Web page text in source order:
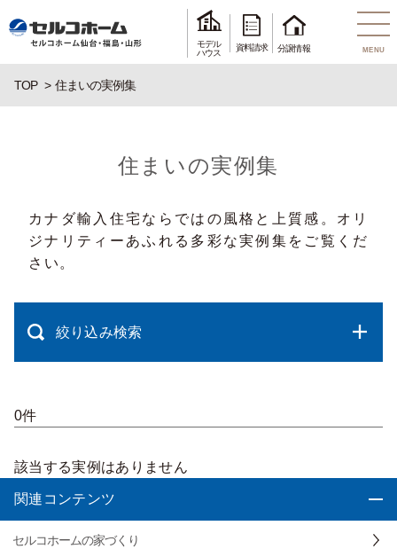
モデル
ハウス
資料請求 分譲情報 MENU
TOP 住まいの実例集
住まいの実例集
カナダ輸入住宅ならではの風格と上質感。オリ
ジナリティーあふれる多彩な実例集をご覧くだ
さい。
絞り込み検索
0件
該当する実例はありません
関連コンテンツ
セルコホームの家づくり